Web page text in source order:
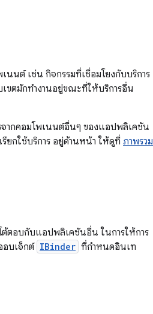
นนต์ เช่น กิจกรรมที่เชื่อมโยงกับบริการ
เขตมักทํางานอยู่ขณะที่ให้บริการอื่น
รจากคอมโพเนนต์อื่นๆ ของแอปพลิเคชัน
รียกใช้บริการ อยู่ด้านหน้า ให้ดูที่ ภาพรวม
ตอบกับแอปพลิเคชันอื่น ในการให้การ
อบเจ็กต์ IBinder ที่กำหนดอินเท